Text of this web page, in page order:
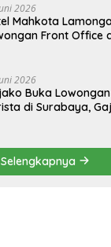
2026
Mahkota
Front Office
2026
Buka
di Surabaya,
Selengkapnya